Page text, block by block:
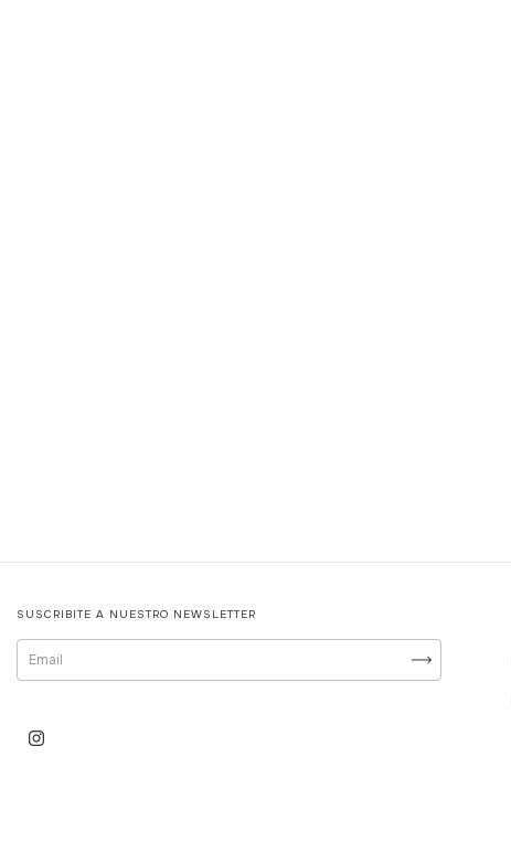
SUSCRIBITE A NUESTRO NEWSLETTER